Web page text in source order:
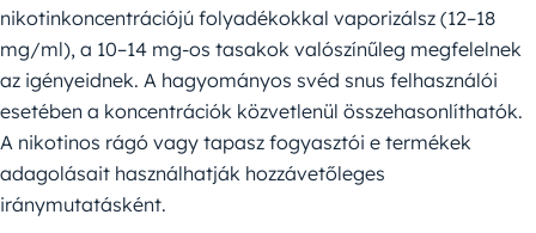
nikotinkoncentrációjú folyadékokkal vaporizálsz (12–18
mg/ml), a 10–14 mg-os tasakok valószínűleg megfelelnek
az igényeidnek. A hagyományos svéd snus felhasználói
esetében a koncentrációk közvetlenül összehasonlíthatók.
A nikotinos rágó vagy tapasz fogyasztói e termékek
adagolásait használhatják hozzávetőleges
iránymutatásként.